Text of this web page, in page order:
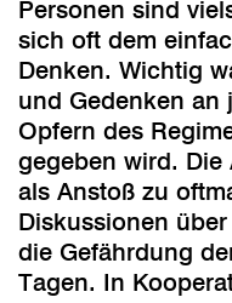
Personen sind
sich oft dem
Denken. Wichtig
und Gedenken an
Opfern des
gegeben wird. Die
als Anstoß zu
Diskussionen
die Gefährdung
Tagen. In